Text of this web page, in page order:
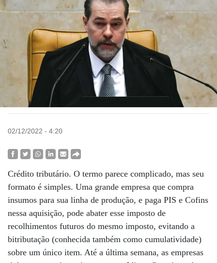
02/12/2022 - 4:20
Crédito tributário. O termo parece complicado, mas seu
formato é simples. Uma grande empresa que compra
insumos para sua linha de produção, e paga PIS e Cofins
nessa aquisição, pode abater esse imposto de
recolhimentos futuros do mesmo imposto, evitando a
bitributação (conhecida também como cumulatividade)
sobre um único item. Até a última semana, as empresas